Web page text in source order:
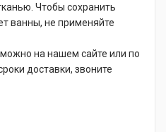
Чтобы сохранить
ванны, не применяйте
на нашем сайте или по
доставки, звоните